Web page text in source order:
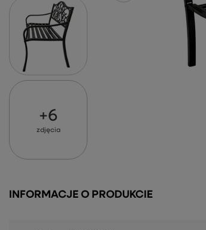
+6
zdjęcia
INFORMACJE O PRODUKCIE